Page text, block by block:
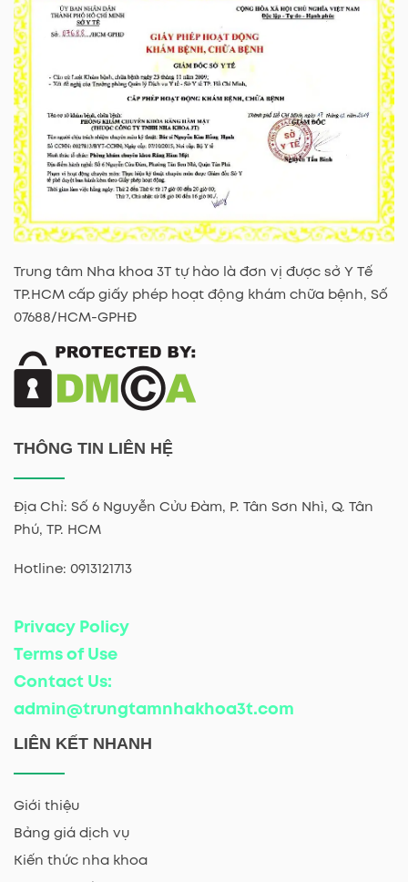
Trung tâm Nha khoa 3T tự hào là đơn vị được sở Y Tế
TP.HCM cấp giấy phép hoạt động khám chữa bệnh, Số
07688/HCM-GPHĐ
THÔNG TIN LIÊN HỆ
Địa Chỉ: Số 6 Nguyễn Cửu Đàm, P. Tân Sơn Nhì, Q. Tân
Phú, TP. HCM
Hotline: 0913121713
Privacy Policy
Terms of Use
Contact Us:
admin@trungtamnhakhoa3t.com
LIÊN KẾT NHANH
Giới thiệu
Bảng giá dịch vụ
Kiến thức nha khoa